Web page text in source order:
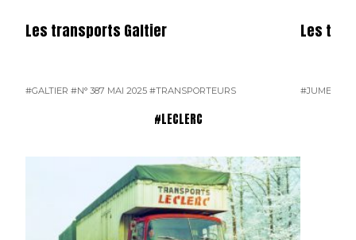
Les transports Galtier
#GALTIER #N° 387 MAI 2025 #TRANSPORTEURS
Les
#JUMEAU
#LECLERC